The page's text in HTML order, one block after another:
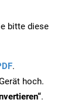
bitte diese
.
hoch.
.